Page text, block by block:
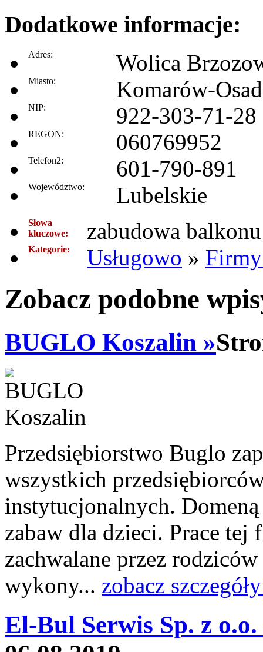
Dodatkowe informacje:
Adres: Wolica
Miasto: Komarów-
NIP: 922-303-71-28
REGON: 060769952
Telefon2: 601-790-891
Województwo: Lubelskie
Słowa
kluczowe:
zabudowa
Kategorie: Usługowo »
Zobacz podobne
BUGLO Koszalin »
Przedsiębiorstwo Buglo
wszystkich
instytucjonalnych.
zabaw dla dzieci. Prace tej
zachwalane przez
wykony... zobacz
El-Bul Serwis Sp. z